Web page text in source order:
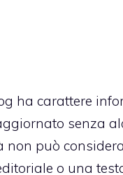
ha carattere
senza
non può
o una